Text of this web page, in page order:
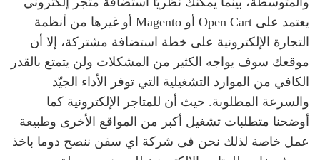
يعتمد على Open Cart أو Magento أو غيرها من أنظمة
التجارة الإلكترونية على خطة استضافة مشتركة، إلا أن
موقعك سوف يواجه الكثير من المشكلات ولن يتمتع بالقدر
الكافي من الموارد التشغيلية التي توفر الأداء الجيّد
والسرعة المطلوبة. حيث أن للمتاجر الإلكترونية كما
أوضحنا متطلبات تشغيل أكبر من المواقع الأخرى وطبيعة
عمل خاصة لذلك نحن فى شركة اي سفن ننصح دوما باخذ